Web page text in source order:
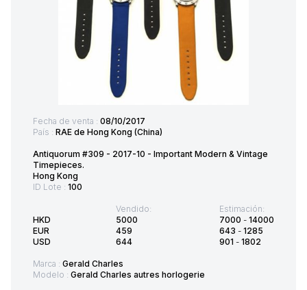
Fecha de venta : 08/10/2017
País : RAE de Hong Kong (China)
Antiquorum #309 - 2017-10 - Important Modern & Vintage
Timepieces.
Hong Kong
ID Lote : 100
HKD
EUR
USD
Vendido:
5000
459
644
Estimación:
7000 - 14000
643 - 1285
901 - 1802
Marca : Gerald Charles
Modelo : Gerald Charles autres horlogerie